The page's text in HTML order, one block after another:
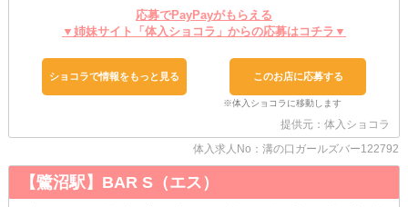
もしお客様に勧められても、スタッフが間に入りますのでご安心く
ださい◎
これまでに他店様で勤務したことのある女の子は
《夜職経験者さん》として最大限優遇してお迎えいたします♥
そちらを踏まえて、より良い条件をご提示いたします！
￣￣￣￣￣￣￣￣￣￣￣￣￣
「いきなり働きだすのはちょっと不安かも…」
応募でPayPayがもらえる
▼姉妹サイト「体入ショコラ」からの応募はコチラ▼
ショコラで情報をもっと見る このお店に応募する
提供元：体入ショコラ
体入求人No：溝の口ガールズバー122792
【鷺沼駅】BAR S（エス）